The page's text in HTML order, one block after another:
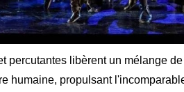
percutantes libèrent un mélange
humaine, propulsant